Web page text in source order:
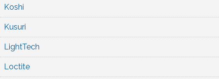
Koshi
Kusuri
LightTech
Loctite